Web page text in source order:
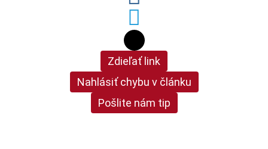
Zdieľať link
Nahlásiť chybu v článku
Pošlite nám tip